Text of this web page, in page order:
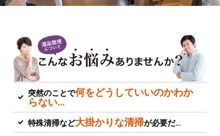
突然のことで何をどうしていいのかわか
らない…
特殊清掃など大掛かりな清掃が必要だ…